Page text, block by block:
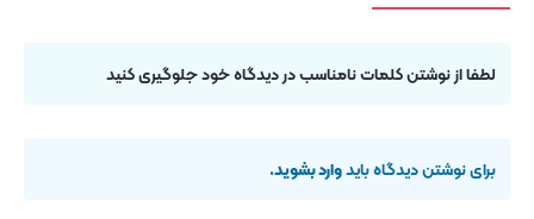
لطفا از نوشتن کلمات نامناسب در دیدگاه خود جلوگیری کنید
برای نوشتن دیدگاه بایدوارد بشوید.